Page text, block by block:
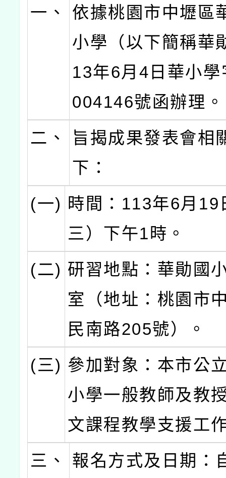
一、
依據桃園市中壢區
小學（以下簡稱華
13年6月4日華小
004146號函辦理。
二、
旨揭成果發表會相
下：
(一) 時間：113年6月19
三）下午1時。
(二) 研習地點：華勛國
室（地址：桃園市
民南路205號）。
(三) 參加對象：本市公
小學一般教師及教
文課程教學支援工
三、
報名方式及日期：